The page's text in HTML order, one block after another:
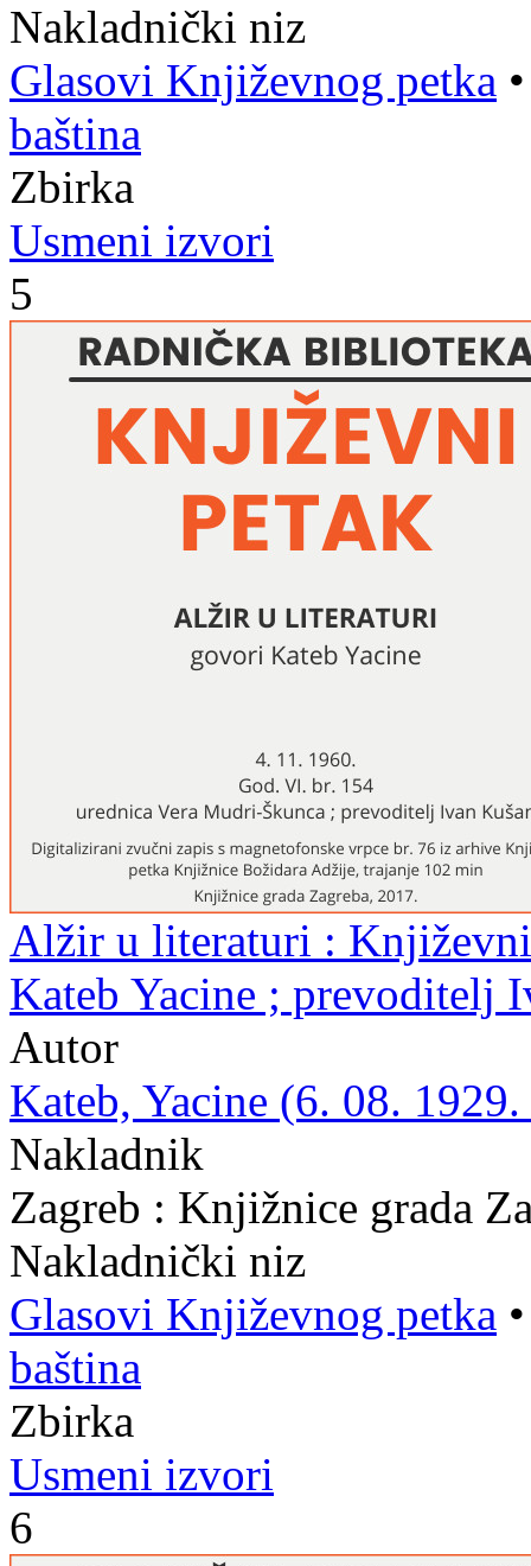
Nakladnički niz
Glasovi Književnog petka
baština
Zbirka
Usmeni izvori
5
Alžir u literaturi :
Kateb Yacine ; prevoditelj
Autor
Kateb, Yacine (6. 08.
Nakladnik
Zagreb : Knjižnice grada
Nakladnički niz
Glasovi Književnog petka
baština
Zbirka
Usmeni izvori
6